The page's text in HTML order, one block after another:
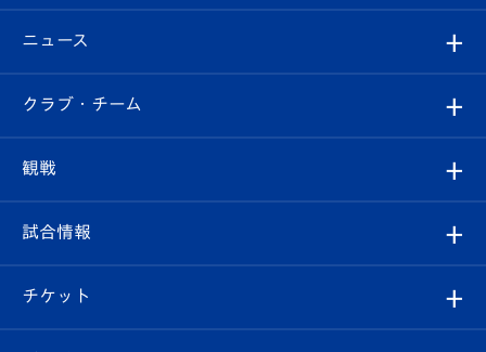
ニュース
すべて
クラブ
試合情報
クラブ・チーム
クラブ概要
エンブレム紹介
観戦
観戦ルール
はじめての観戦ガイド
試合情報
試合日程/結果
チケット